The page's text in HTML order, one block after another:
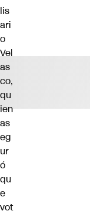
lis
ari
o
Vel
as
co,
qu
ien
as
eg
ur
ó
qu
e
vot